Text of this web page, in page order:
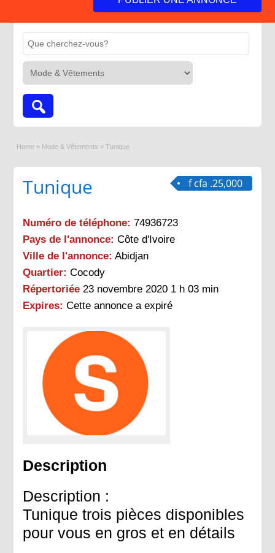
Home » Mode & Vêtements » Tunique
f cfa .25,000
Tunique
Numéro de téléphone: 74936723
Pays de l'annonce: Côte d'Ivoire
Ville de l'annonce: Abidjan
Quartier: Cocody
Répertoriée 23 novembre 2020 1 h 03 min
Expires: Cette annonce a expiré
Description
Description :
Tunique trois pièces disponibles
pour vous en gros et en détails